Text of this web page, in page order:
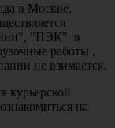
в Москве.
"ПЭК" в
работы ,
не взимается.
курьерской
на